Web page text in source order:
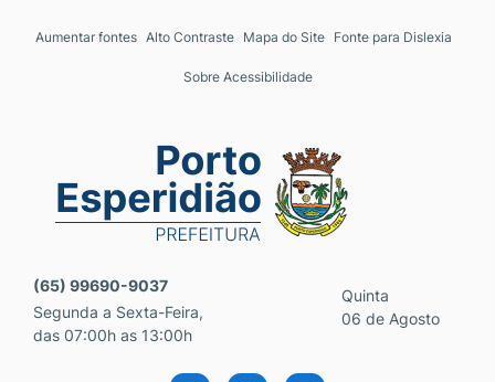
Seção de atalhos e links
Ir para a busca [alt+3]
Aumentar fontes Alto Contraste Mapa do Site Fonte para Dislexia
Sobre Acessibilidade
Seção do menu principal
(65) 99690-9037
Segunda a Sexta-Feira,
das 07:00h as 13:00h
Quinta
06 de Agosto